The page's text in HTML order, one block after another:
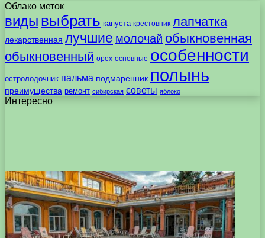
Облако меток
виды выбрать капуста крестовник лапчатка
лекарственная лучшие молочай обыкновенная
обыкновенный орех основные особенности
остролодочник пальма подмаренник полынь
преимущества ремонт сибирская советы яблоко
Интересно